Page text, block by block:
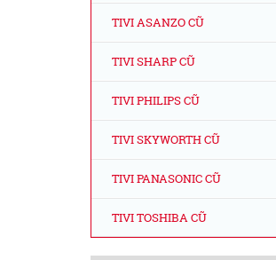
TIVI ASANZO CŨ
TIVI SHARP CŨ
TIVI PHILIPS CŨ
TIVI SKYWORTH CŨ
TIVI PANASONIC CŨ
TIVI TOSHIBA CŨ